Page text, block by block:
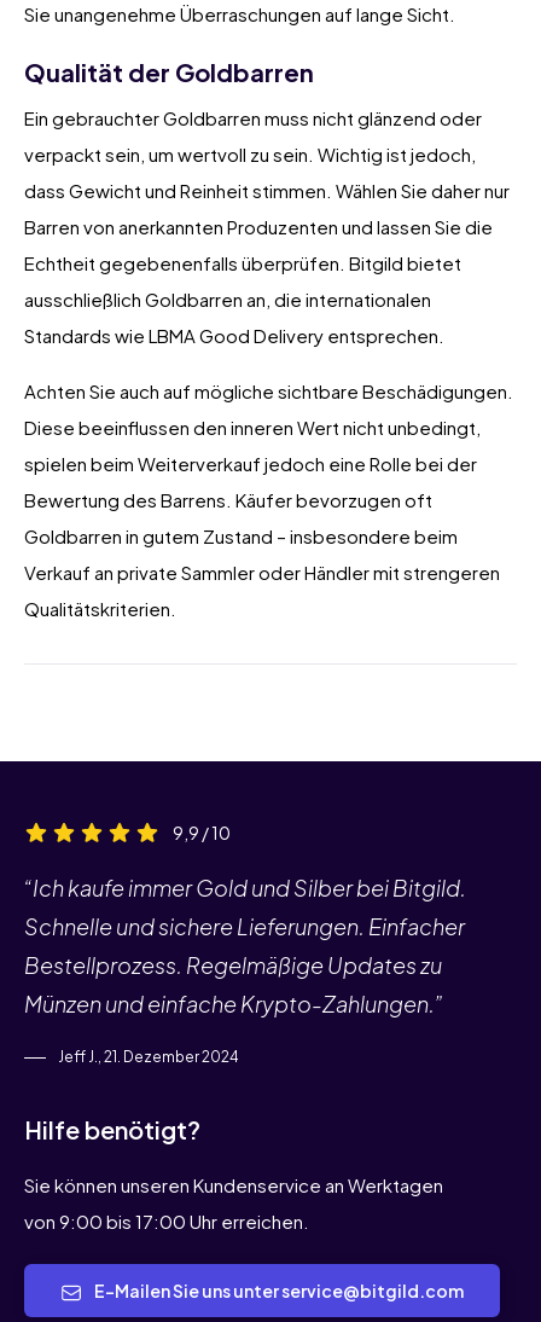
Sie unangenehme Überraschungen auf lange Sicht.
Qualität der Goldbarren
Ein gebrauchter Goldbarren muss nicht glänzend oder
verpackt sein, um wertvoll zu sein. Wichtig ist jedoch,
dass Gewicht und Reinheit stimmen. Wählen Sie daher nur
Barren von anerkannten Produzenten und lassen Sie die
Echtheit gegebenenfalls überprüfen. Bitgild bietet
ausschließlich Goldbarren an, die internationalen
Standards wie LBMA Good Delivery entsprechen.
Achten Sie auch auf mögliche sichtbare Beschädigungen.
Diese beeinflussen den inneren Wert nicht unbedingt,
spielen beim Weiterverkauf jedoch eine Rolle bei der
Bewertung des Barrens. Käufer bevorzugen oft
Goldbarren in gutem Zustand – insbesondere beim
Verkauf an private Sammler oder Händler mit strengeren
Qualitätskriterien.
9,9 / 10
“Ich kaufe immer Gold und Silber bei Bitgild.
Schnelle und sichere Lieferungen. Einfacher
Bestellprozess. Regelmäßige Updates zu
Münzen und einfache Krypto-Zahlungen.”
Jeff J., 21. Dezember 2024
Hilfe benötigt?
Sie können unseren Kundenservice an Werktagen
von 9:00 bis 17:00 Uhr erreichen.
E-Mailen Sie uns unter service@bitgild.com